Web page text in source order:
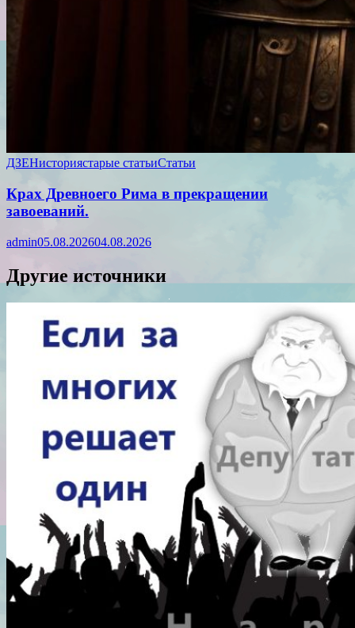
ДЗЕНисториястарые статьиСтатьи
Крах Древноего Рима в прекращении
завоеваний.
admin05.08.202604.08.2026
Другие источники